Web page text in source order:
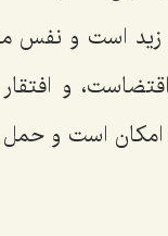
است و نفس
و افتقار
امكان است و